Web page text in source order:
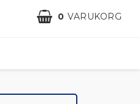
0 VARUKORG